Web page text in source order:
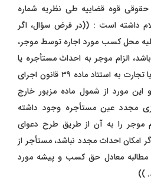
حقوقی قوه قضاییه طی نظریه شماره
93/19-1393/06/07 اعلام داشته است : ((در فرض سؤال، اگر
محل کسب مورد اجاره توسط موجر،
الزام موجر به احداث مستأجره یا
پرداخت حق کسب و پیشه یا تجارت به استناد ماده ۳۹ قانون اجرای
مورد از شمول ماده مزبور خارج
مجدد عین مستأجره وجود داشته
موجر را به آن از طریق طرح دعوای
امکان احداث مجدد نباشد، مستأجر از
مطالبه معادل حق کسب و پیشه مورد
))